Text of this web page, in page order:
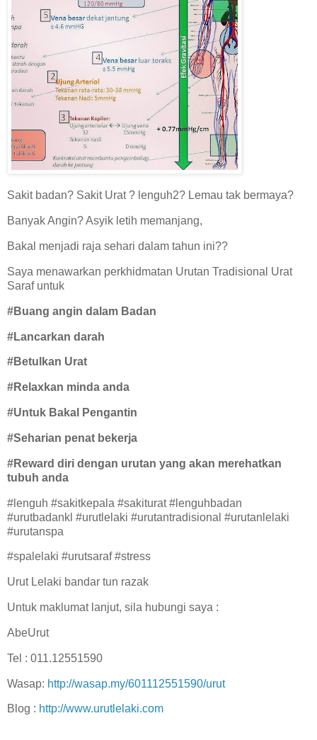
Sakit badan? Sakit Urat ? lenguh2? Lemau tak bermaya?
Banyak Angin? Asyik letih memanjang,
Bakal menjadi raja sehari dalam tahun ini??
Saya menawarkan perkhidmatan Urutan Tradisional Urat
Saraf untuk
#Buang angin dalam Badan
#Lancarkan darah
#Betulkan Urat
#Relaxkan minda anda
#Untuk Bakal Pengantin
#Seharian penat bekerja
#Reward diri dengan urutan yang akan merehatkan
tubuh anda
#lenguh #sakitkepala #sakiturat #lenguhbadan
#urutbadankl #urutlelaki #urutantradisional #urutanlelaki
#urutanspa
#spalelaki #urutsaraf #stress
Urut Lelaki bandar tun razak
Untuk maklumat lanjut, sila hubungi saya :
AbeUrut
Tel : 011.12551590
Wasap: http://wasap.my/601112551590/urut
Blog : http://www.urutlelaki.com